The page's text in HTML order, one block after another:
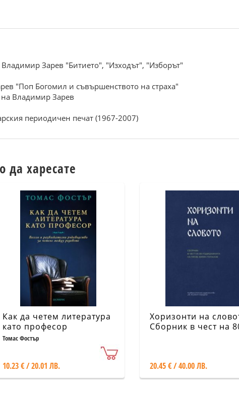
Зарев "Битието", "Изходът", "Изборът"
"Поп Богомил и съвършенството на страха"
Владимир Зарев
периодичен печат (1967-2007)
харесате
Как да четем литература
като професор
Томас Фостър
10.23 € / 20.01 ЛВ.
Хоризонти на
Сборник в чест на
20.45 € / 40.00 ЛВ.